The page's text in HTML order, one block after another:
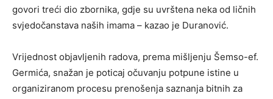
govori treći dio zbornika, gdje su uvrštena neka od ličnih
svjedočanstava naših imama – kazao je Duranović.
Vrijednost objavljenih radova, prema mišljenju Šemso-ef.
Germića, snažan je poticaj očuvanju potpune istine u
organiziranom procesu prenošenja saznanja bitnih za